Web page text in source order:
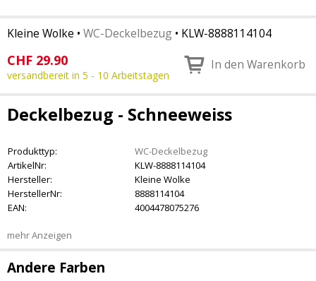
Kleine Wolke • WC-Deckelbezug • KLW-8888114104
CHF 29.90
versandbereit in 5 - 10 Arbeitstagen
In den Warenkorb
Deckelbezug - Schneeweiss
Produkttyp:
WC-Deckelbezug
ArtikelNr:
KLW-8888114104
Hersteller:
Kleine Wolke
HerstellerNr:
8888114104
EAN:
4004478075276
mehr Anzeigen
Andere Farben